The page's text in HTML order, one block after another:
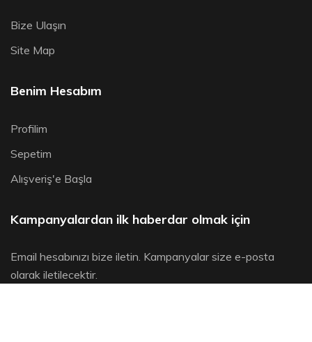
Bize Ulaşın
Site Map
Benim Hesabım
Profilim
Sepetim
Alışveriş'e Başla
Kampanyalardan ilk haberdar olmak için
Email hesabınızı bize iletin. Kampanyalar size e-posta
olarak iletilecektir.